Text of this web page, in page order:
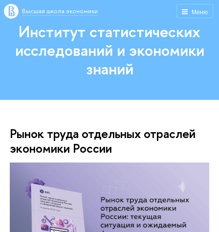
Меню
Высшая школа экономики
Институт статистических
исследований и экономики
знаний
Рынок труда отдельных отраслей
экономики России